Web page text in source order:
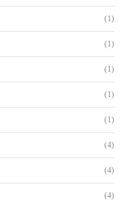
(1)
(1)
(1)
(1)
(1)
(4)
(4)
(4)